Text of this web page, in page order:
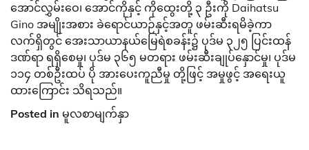
အောင်လွှမ်းဝေ၊ အောင်ကိုနှင့် ကိုထွေးတို့ ၃ ဦးကို Daihatsu
Gino အမျိုးအစား ခဲရောင်ယာဉ်နှင့်အတူ ဖမ်းဆီးရမိခဲ့ကာ
လက်ရှိတွင် အေးသာယာနယ်မြေရဲစခန်း၌ ပုဒ်မ ၃၂၅ ပြင်းထန်
ဒဏ်ရာ ရရှိစေမှု၊ ပုဒ်မ ၃၆၅ မတရား ဖမ်းဆီးချုပ်နှောင်မှု၊ ပုဒ်မ
၁၁၄ တစ်ဦးထပ် ပို အားပေးကူညီမှု တို့ဖြင့် အမှုဖွင့် အရေးယူ
ထားကြောင်း သိရသည်။
Posted in မူလစာမျက်နှာ